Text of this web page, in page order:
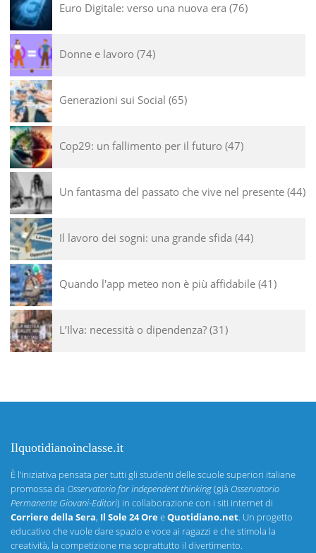
Euro Digitale: verso una nuova era 76
Donne e lavoro 74
Generazioni sui Social 65
Cop29: un fallimento per il futuro 47
Un fantasma del passato che vive nel presente 44
Il lavoro dei sogni: una grande sfida 44
Quando l'app meteo non è più affidabile 41
L’Ilva: necessità o dipendenza? 31
Ilquotidianoinclasse.it
È l’iniziativa pensata per tutti gli studenti delle scuole superiori italiane
promossa da Osservatorio for independent thinking(già Osservatorio
Permanente Giovani-Editori) in collaborazione con i siti internet di
Corriere della Sera, Il Sole 24 OreeQuotidiano.net. Un progetto
educativo che vuole dare spazio e voce ai ragazzi e che stimola la
creatività, la competizione ma soprattutto il divertimento.